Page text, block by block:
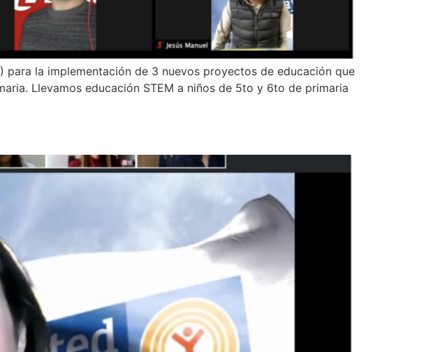
la implementación de 3 nuevos proyectos de educación que
Llevamos educación STEM a niños de 5to y 6to de primaria